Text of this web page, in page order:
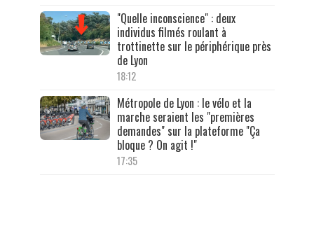
"Quelle inconscience" : deux
individus filmés roulant à
trottinette sur le périphérique près
de Lyon
18:12
Métropole de Lyon : le vélo et la
marche seraient les "premières
demandes" sur la plateforme "Ça
bloque ? On agit !"
17:35